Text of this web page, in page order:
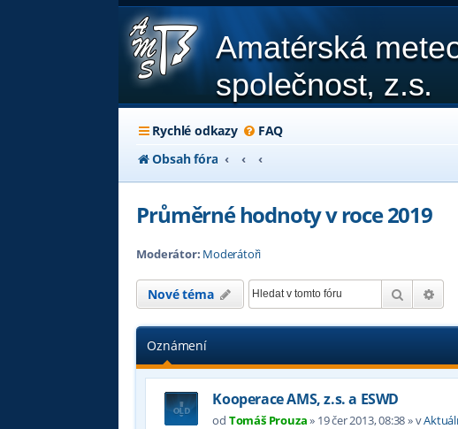
Amatérská
společnost, z.s.
Rychlé odkazy FAQ
Obsah fóra
Průměrné hodnoty v roce 2019
Moderátor: Moderátoři
Nové téma Hledat
Oznámení
Kooperace AMS, z.s. a ESWD
od Tomáš Prouza» 19 čer 2013, 08:38» v